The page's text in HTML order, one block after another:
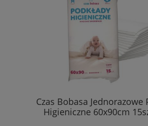
Czas Bobasa Jednorazowe
Higieniczne 60x90cm